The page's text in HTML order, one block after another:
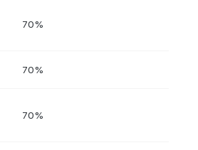
70%
70%
70%